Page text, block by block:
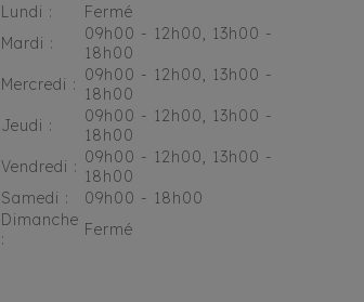
Lundi :
Fermé
Mardi :
09h00 - 12h00, 13h00 -
18h00
Mercredi : 09h00 - 12h00, 13h00 -
18h00
Jeudi :
09h00 - 12h00, 13h00 -
18h00
Vendredi : 09h00 - 12h00, 13h00 -
18h00
Samedi :
09h00 - 18h00
Dimanche
:
Fermé